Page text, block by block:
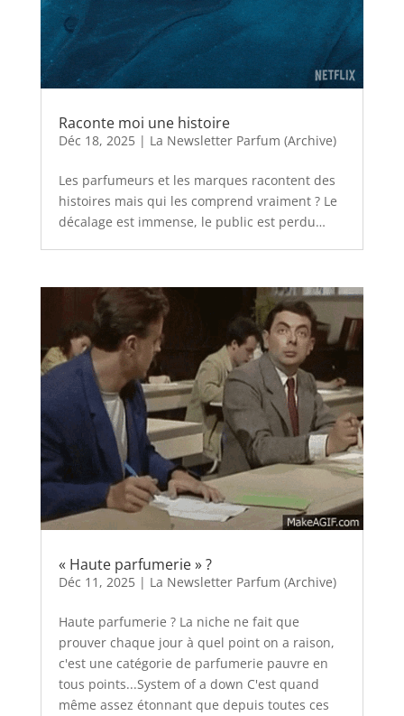
Raconte moi une histoire
Déc 18, 2025| La Newsletter Parfum (Archive)
Les parfumeurs et les marques racontent des
histoires mais qui les comprend vraiment ? Le
décalage est immense, le public est perdu…
« Haute parfumerie » ?
Déc 11, 2025| La Newsletter Parfum (Archive)
Haute parfumerie ? La niche ne fait que
prouver chaque jour à quel point on a raison,
c'est une catégorie de parfumerie pauvre en
tous points...System of a down C'est quand
même assez étonnant que depuis toutes ces